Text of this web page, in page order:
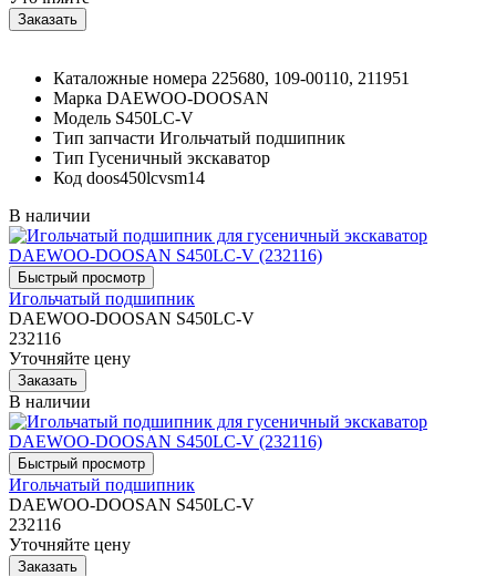
Каталожные номера 225680, 109-00110, 211951
Марка DAEWOO-DOOSAN
Модель S450LC-V
Тип запчасти Игольчатый подшипник
Тип Гусеничный экскаватор
Код doos450lcvsm14
В наличии
Игольчатый подшипник
DAEWOO-DOOSAN S450LC-V
232116
Уточняйте цену
В наличии
Игольчатый подшипник
DAEWOO-DOOSAN S450LC-V
232116
Уточняйте цену